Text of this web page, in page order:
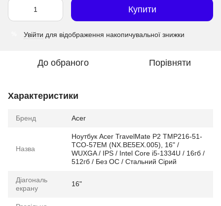
Купити
Увійти для відображення накопичувальної знижки
До обраного Порівняти
Характеристики
Бренд Acer
Назва
Ноутбук Acer TravelMate P2 TMP216-51-
TCO-57EM (NX.BE5EX.005), 16" /
WUXGA / IPS / Intel Core i5-1334U / 16гб /
512гб / Без ОС / Стальний Сірий
Діагональ
екрану
16"